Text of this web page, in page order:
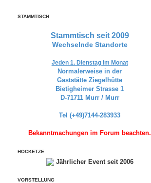
STAMMTISCH
Stammtisch seit 2009
Wechselnde Standorte
Jeden 1. Dienstag im Monat
Normalerweise in der
Gaststätte Ziegelhütte
Bietigheimer Strasse 1
D-71711 Murr / Murr
Tel (+49)7144-283933
Bekanntmachungen im Forum beachten.
HOCKETZE
Jährlicher Event seit 2006
VORSTELLUNG